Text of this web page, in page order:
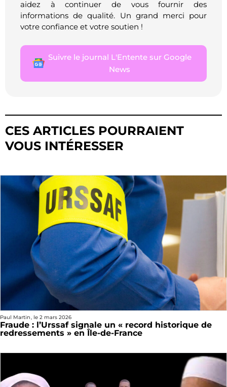
aidez à continuer de vous fournir des
informations de qualité. Un grand merci pour
votre confiance et votre soutien !
Suivre le journal L'Entente sur Google
News
CES ARTICLES POURRAIENT
VOUS INTÉRESSER
Paul Martin, le 2 mars 2026
Fraude : l’Urssaf signale un « record historique de
redressements » en Île-de-France